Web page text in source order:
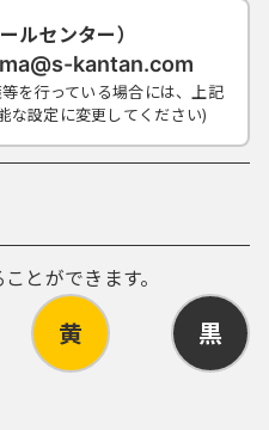
成団体の職権におい
ものとします。
者ＩＤ及びパスワー
ード（申請データ
手続については、本
みなします。
理
を利用して申請･届
子的な署名（以下
必要とするものが
な手続について
得して、申請･届出等
ルセンター）
kantan.com
を行っている場合には、上記
な設定に変更してください)
とができます。
黄 黒